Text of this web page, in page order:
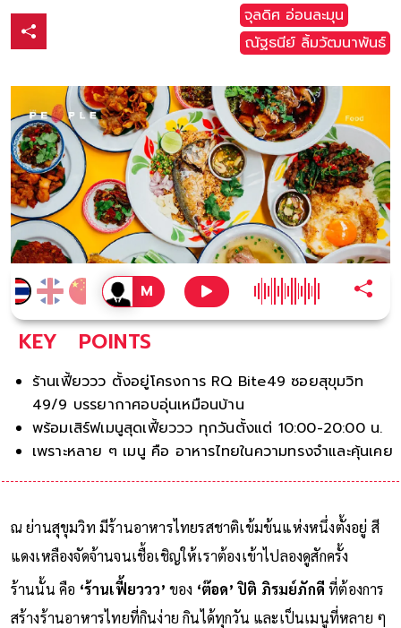
จุลดิศ อ่อนละมุน
ณัฐธนีย์ ลิ้มวัฒนาพันธ์
KEY POINTS
ร้านเฟี้ยววว ตั้งอยู่โครงการ RQ Bite49 ซอยสุขุมวิท
49/9 บรรยากาศอบอุ่นเหมือนบ้าน
พร้อมเสิร์ฟเมนูสุดเฟี้ยววว ทุกวันตั้งแต่ 10:00-20:00 น.
เพราะหลาย ๆ เมนู คือ อาหารไทยในความทรงจำและคุ้นเคย
ณ ย่านสุขุมวิท มีร้านอาหารไทยรสชาติเข้มข้นแห่งหนึ่งตั้งอยู่ สี
แดงเหลืองจัดจ้านจนเชื้อเชิญให้เราต้องเข้าไปลองดูสักครั้ง
ร้านนั้น คือ ‘ร้านเฟี้ยววว’ของ ‘ต๊อด’ ปิติ ภิรมย์ภักดี ที่ต้องการ
สร้างร้านอาหารไทยที่กินง่าย กินได้ทุกวัน และเป็นเมนูที่หลาย ๆ